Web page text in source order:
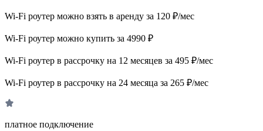
Wi-Fi роутер можно взять в аренду за 120 ₽/мес
Wi-Fi роутер можно купить за 4990 ₽
Wi-Fi роутер в рассрочку на 12 месяцев за 495 ₽/мес
Wi-Fi роутер в рассрочку на 24 месяца за 265 ₽/мес
платное подключение